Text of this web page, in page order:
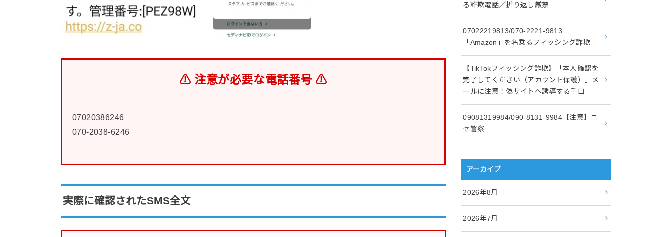
⚠ 注意が必要な電話番号 ⚠
07020386246
070-2038-6246
実際に確認されたSMS全文
る詐欺電話／折り返し厳禁
07022219813/070-2221-9813
「Amazon」を名乗るフィッシング詐欺
【TikTokフィッシング詐欺】「本人確認を
完了してください（アカウント保護）」メ
ールに注意！偽サイトへ誘導する手口
09081319984/090-8131-9984【注意】ニ
セ警察
アーカイブ
2026年8月
2026年7月